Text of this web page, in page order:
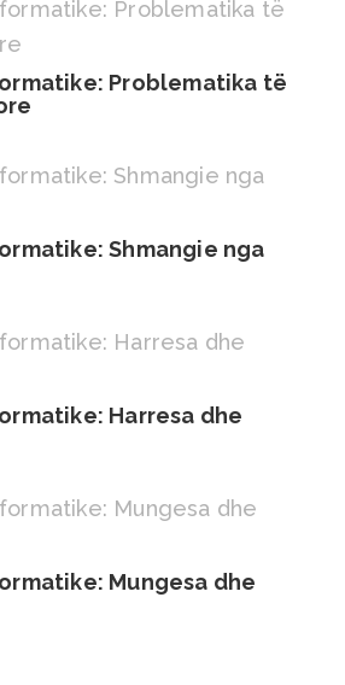
Problematika të
Shmangie nga
Harresa dhe
Mungesa dhe